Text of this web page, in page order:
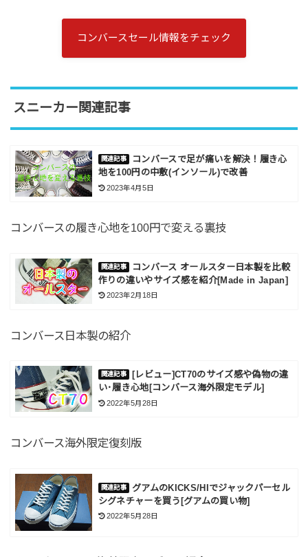
コンバースセール情報をチェック
スニーカー関連記事
コンバースで足が痛いを解決！履き心
地を100円の中敷(インソール)で改善
2023年4月5日
コンバースの履き心地を100円で変える裏技
コンバース オールスター日本製を比較
作りの違いやサイズ感を紹介[Made in Japan]
2023年2月18日
コンバース日本製の紹介
[レビュー]CT70のサイズ感や偽物の違
い･履き心地[コンバース海外限定モデル]
2022年5月28日
コンバース海外限定復刻版
グアムのKICKS/HIでジャックパーセル
シグネチャーを買う[グアムの買い物]
2022年5月28日